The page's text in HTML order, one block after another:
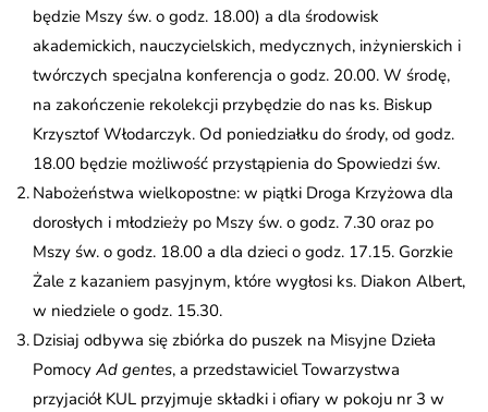
będzie Mszy św. o godz. 18.00) a dla środowisk
akademickich, nauczycielskich, medycznych, inżynierskich i
twórczych specjalna konferencja o godz. 20.00. W środę,
na zakończenie rekolekcji przybędzie do nas ks. Biskup
Krzysztof Włodarczyk. Od poniedziałku do środy, od godz.
18.00 będzie możliwość przystąpienia do Spowiedzi św.
Nabożeństwa wielkopostne: w piątki Droga Krzyżowa dla
dorosłych i młodzieży po Mszy św. o godz. 7.30 oraz po
Mszy św. o godz. 18.00 a dla dzieci o godz. 17.15. Gorzkie
Żale z kazaniem pasyjnym, które wygłosi ks. Diakon Albert,
w niedziele o godz. 15.30.
Dzisiaj odbywa się zbiórka do puszek na Misyjne Dzieła
Pomocy Ad gentes, a przedstawiciel Towarzystwa
przyjaciół KUL przyjmuje składki i ofiary w pokoju nr 3 w